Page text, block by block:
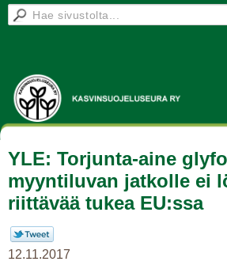
YLE: Torjunta-aine
myyntiluvan jatkolle ei
riittävää tukea EU:ssa
12.11.2017